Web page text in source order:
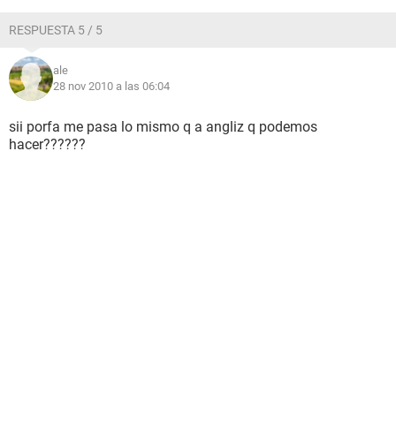
RESPUESTA 5 / 5
ale
28 nov 2010 a las 06:04
sii porfa me pasa lo mismo q a angliz q podemos
hacer??????